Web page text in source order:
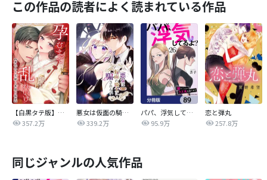
この作品の読者によく読まれている作品
【白黒タテ版】孕むまで乱れいけ～身代わり花嫁と軍服の猛愛
357.2万
悪女は仮面の騎士に騙されない
339.2万
パパ、浮気してるよ？娘と二人でクズ夫を捨てます【分冊版】
95.9万
恋と弾丸
257.8万
同じジャンルの人気作品